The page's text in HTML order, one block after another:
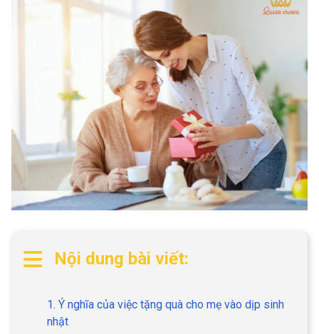
Nội dung bài viết:
1. Ý nghĩa của việc tặng quà cho mẹ vào dịp sinh
nhật